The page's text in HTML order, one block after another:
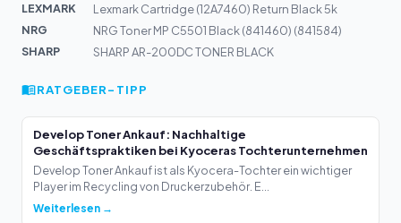
LEXMARK
Lexmark Cartridge (12A7460) Return Black 5k
NRG
NRG Toner MP C5501 Black (841460) (841584)
SHARP
SHARP AR-200DC TONER BLACK
RATGEBER-TIPP
Develop Toner Ankauf: Nachhaltige
Geschäftspraktiken bei Kyoceras Tochterunternehmen
Develop Toner Ankauf ist als Kyocera-Tochter ein wichtiger
Player im Recycling von Druckerzubehör. E...
Weiterlesen →